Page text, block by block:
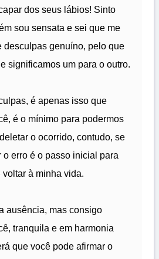
dos seus lábios! Sinto
sou sensata e sei que me
desculpas genuíno, pelo que
significamos um para o outro.
é apenas isso que
é o mínimo para podermos
o ocorrido, contudo, se
erro é o passo inicial para
à minha vida.
ausência, mas consigo
tranquila e em harmonia
que você pode afirmar o